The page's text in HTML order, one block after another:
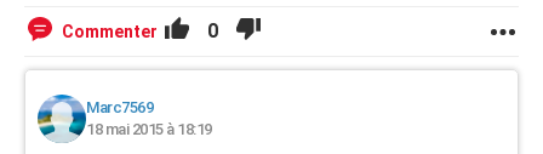
Commenter 0
Marc7569
18 mai 2015 à 18:19